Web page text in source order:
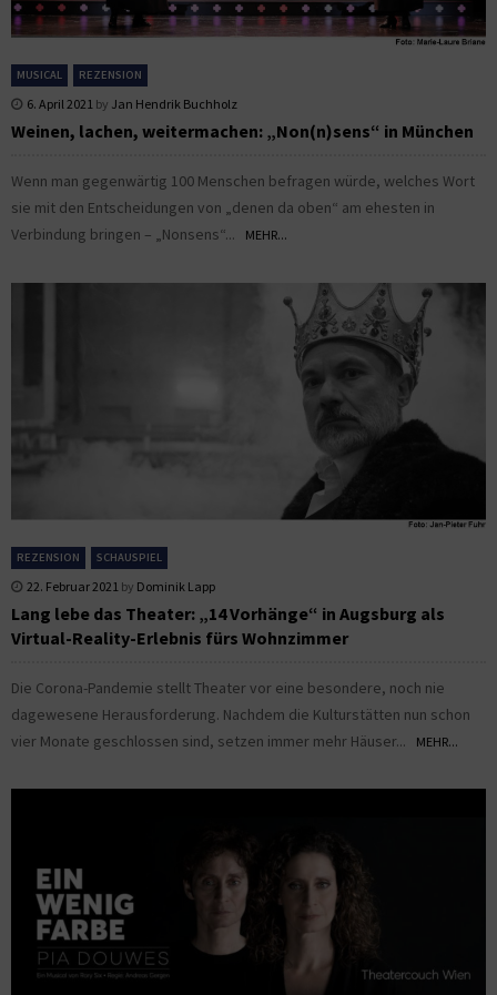
MUSICAL REZENSION
6. April 2021 by Jan Hendrik Buchholz
Weinen, lachen, weitermachen: „Non(n)sens“ in München
Wenn man gegenwärtig 100 Menschen befragen würde, welches Wort
sie mit den Entscheidungen von „denen da oben“ am ehesten in
Verbindung bringen – „Nonsens“...
MEHR...
REZENSION SCHAUSPIEL
22. Februar 2021 by Dominik Lapp
Lang lebe das Theater: „14 Vorhänge“ in Augsburg als
Virtual-Reality-Erlebnis fürs Wohnzimmer
Die Corona-Pandemie stellt Theater vor eine besondere, noch nie
dagewesene Herausforderung. Nachdem die Kulturstätten nun schon
vier Monate geschlossen sind, setzen immer mehr Häuser...
MEHR...